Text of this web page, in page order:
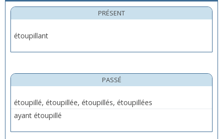
PRÉSENT
étoupillant
PASSÉ
étoupillé, étoupillée, étoupillés, étoupillées
ayant étoupillé